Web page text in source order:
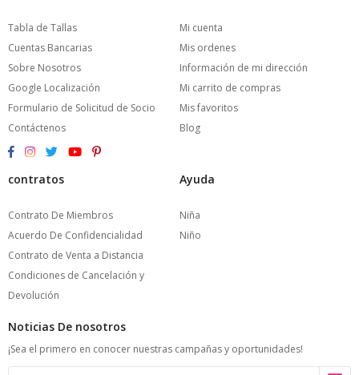
Tabla de Tallas
Cuentas Bancarias
Sobre Nosotros
Google Localización
Formulario de Solicitud de Socio
Contáctenos
Mi cuenta
Mis ordenes
Información de mi dirección
Mi carrito de compras
Mis favoritos
Blog
contratos
Contrato De Miembros
Acuerdo De Confidencialidad
Contrato de Venta a Distancia
Condiciones de Cancelación y
Devolución
Ayuda
Niña
Niño
Noticias De nosotros
¡Sea el primero en conocer nuestras campañas y oportunidades!